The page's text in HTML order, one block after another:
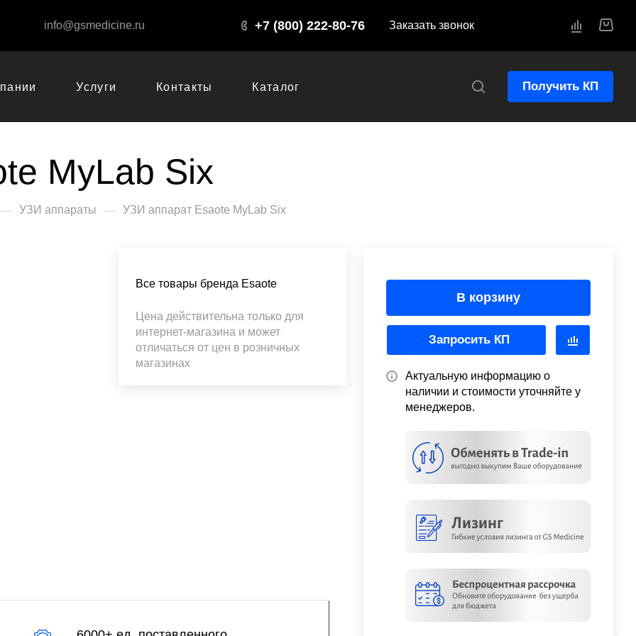
info@gsmedicine.ru +7 (800) 222-80-76 Заказать звонок
Услуги Контакты Каталог Получить КП
MyLab Six
— УЗИ аппараты — УЗИ аппарат Esaote MyLab Six
В корзину
Запросить КП
Актуальную информацию о
наличии и стоимости уточняйте у
менеджеров.
Все товары бренда Esaote
Цена действительна только для
интернет-магазина и может
отличаться от цен в розничных
магазинах